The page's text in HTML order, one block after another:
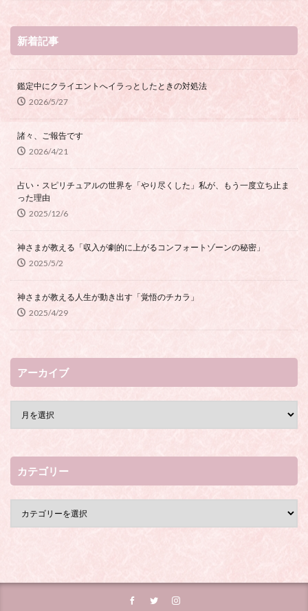
新着記事
鑑定中にクライエントへイラっとしたときの対処法
2026/5/27
諸々、ご報告です
2026/4/21
占い・スピリチュアルの世界を「やり尽くした」私が、もう一度立ち止ま
った理由
2025/12/6
神さまが教える「収入が劇的に上がるコンフォートゾーンの秘密」
2025/5/2
神さまが教える人生が動き出す「覚悟のチカラ」
2025/4/29
アーカイブ
カテゴリー